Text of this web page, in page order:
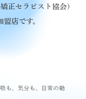
正セラピスト協会）
盟店です。
も、気分も、日常の動